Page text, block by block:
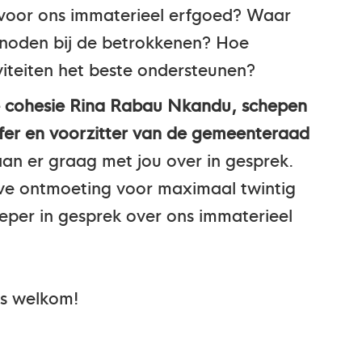
ons immaterieel erfgoed? Waar
bij de betrokkenen? Hoe
het beste ondersteunen?
Rina Rabau Nkandu, schepen
en voorzitter van de gemeenteraad
er graag met jou over in gesprek.
ontmoeting voor maximaal twintig
in gesprek over ons immaterieel
welkom!